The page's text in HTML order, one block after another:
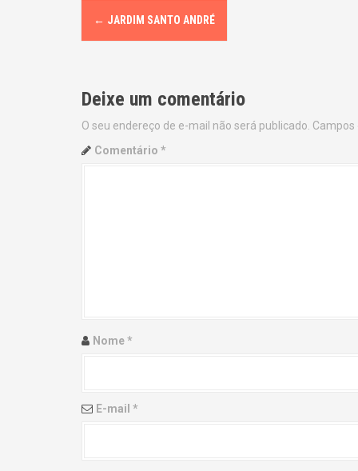
P
o
t
n
n
← JARDIM SANTO ANDRÉ
Deixe um comentário
O seu endereço de e-mail não será publicado.
Comentário *
Nome*
E-mail *